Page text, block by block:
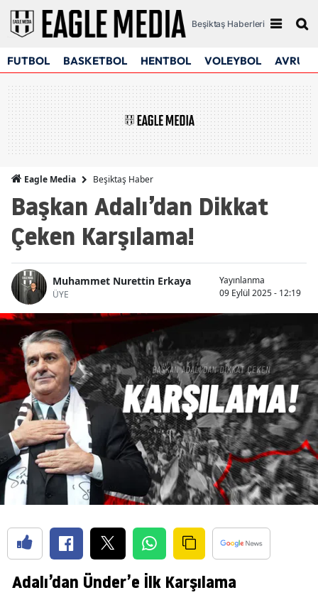
Beşiktaş Haberleri
FUTBOL BASKETBOL HENTBOL VOLEYBOL
Eagle Media Beşiktaş Haber
Başkan Adalı’dan Dikkat
Çeken Karşılama!
Muhammet Nurettin Erkaya
ÜYE
Yayınlanma
09 Eylül 2025 - 12:19
Adalı’dan Ünder’e İlk Karşılama